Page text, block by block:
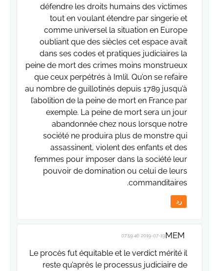
défendre les droits humains des victimes
tout en voulant étendre par singerie et
comme universel la situation en Europe
oubliant que des siècles cet espace avait
dans ses codes et pratiques judiciaires la
peine de mort des crimes moins monstrueux
que ceux perpétrés à Imlil. Qu’on se refaire
au nombre de guillotinés depuis 1789 jusqu’à
l’abolition de la peine de mort en France par
exemple. La peine de mort sera un jour
abandonnée chez nous lorsque notre
société ne produira plus de monstre qui
assassinent, violent des enfants et des
femmes pour imposer dans la société leur
pouvoir de domination ou celui de leurs
commanditaires.
رد
MEM
2019-07-19 07:59:46
Le procès fut équitable et le verdict mérité il
reste qu’après le processus judiciaire de